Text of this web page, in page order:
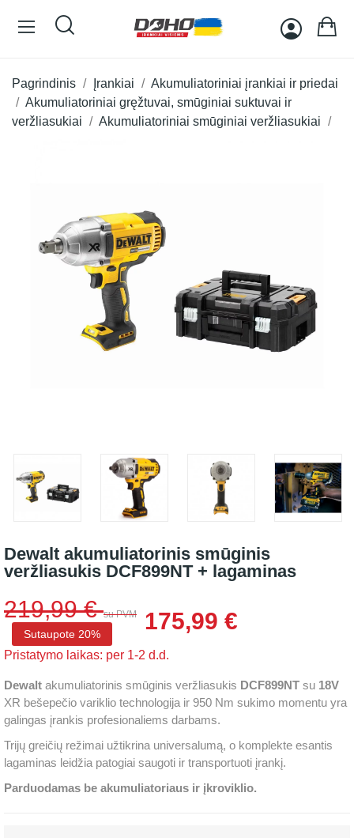
Pagrindinis Įrankiai
Akumuliatoriniai įrankiai ir priedai
Akumuliatoriniai gręžtuvai, smūginiai suktuvai ir
veržliasukiai
Akumuliatoriniai smūginiai veržliasukiai
Dewalt akumuliatorinis smūginis
veržliasukis DCF899NT + lagaminas
175,99 €
219,99 €su PVM
Sutaupote 20%
Pristatymo laikas: per 1-2 d.d.
Dewalt akumuliatorinis smūginis veržliasukis DCF899NT su 18V
XR bešepečio variklio technologija ir 950 Nm sukimo momentu yra
galingas įrankis profesionaliems darbams.
Trijų greičių režimai užtikrina universalumą, o komplekte esantis
lagaminas leidžia patogiai saugoti ir transportuoti įrankį.
Parduodamas be akumuliatoriaus ir įkroviklio.